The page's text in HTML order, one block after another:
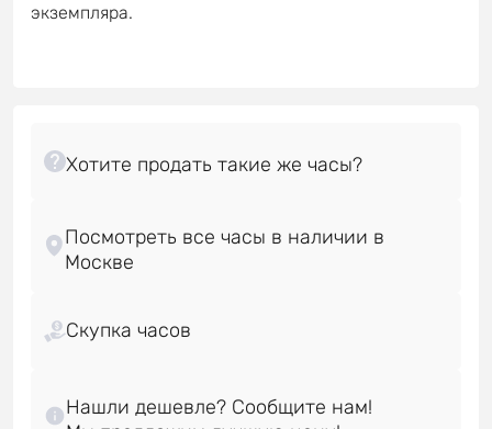
экземпляра.
Посмотреть все часы в наличии в
Скупка часов
Нашли дешевле? Сообщите нам!